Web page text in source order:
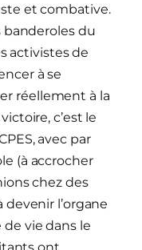
et combative.
banderoles du
activistes de
à se
réellement à la
c’est le
avec par
(à accrocher
chez des
devenir l’organe
vie dans le